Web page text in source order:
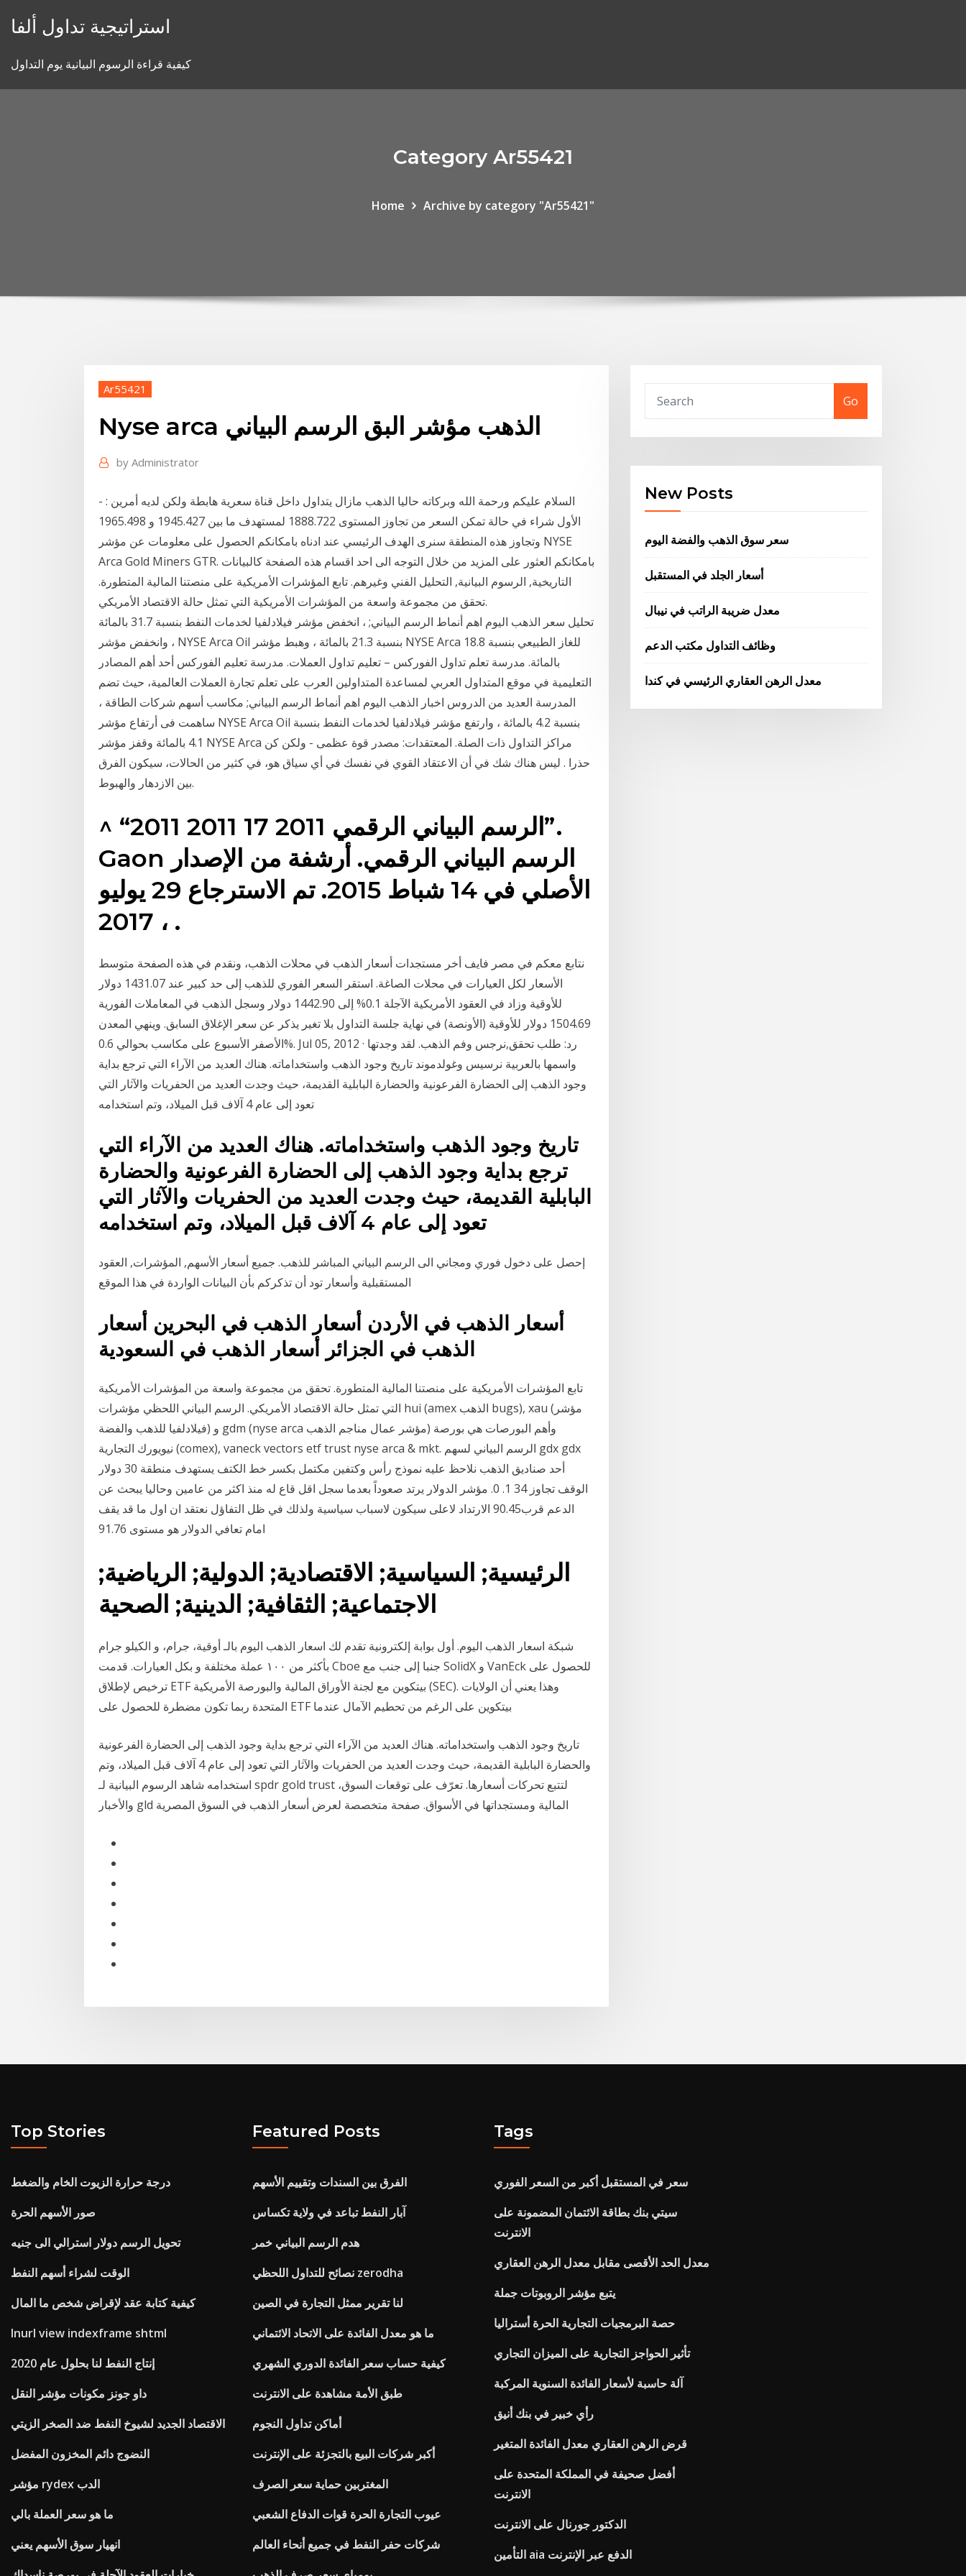
استراتيجية تداول ألفا
كيفية قراءة الرسوم البيانية يوم التداول
Category Ar55421
Home Archive by category "Ar55421"
Ar55421
Nyse arca الذهب مؤشر البق الرسم البياني
by Administrator
السلام عليكم ورحمة الله وبركاته حاليا الذهب مازال يتداول داخل قناة سعرية هابطة ولكن لديه أمرين : -
الأول شراء في حالة تمكن السعر من تجاوز المستوى 1888.722 لمستهدف ما بين 1945.427 و 1965.498
وتجاوز هذه المنطقة سنرى الهدف الرئيسي عند ادناه بامكانكم الحصول على معلومات عن مؤشر NYSE
Arca Gold Miners GTR. بامكانكم العثور على المزيد من خلال التوجه الى احد اقسام هذه الصفحة كالبيانات
التاريخية, الرسوم البيانية, التحليل الفني وغيرهم. تابع المؤشرات الأمريكية على منصتنا المالية المتطورة.
تحقق من مجموعة واسعة من المؤشرات الأمريكية التي تمثل حالة الاقتصاد الأمريكي.
تحليل سعر الذهب اليوم اهم أنماط الرسم البياني; ، انخفض مؤشر فيلادلفيا لخدمات النفط بنسبة 31.7 بالمائة
، وانخفض مؤشر NYSE Arca Oil بنسبة 21.3 بالمائة ، وهبط مؤشر NYSE Arca للغاز الطبيعي بنسبة 18.8
بالمائة. مدرسة تعلم تداول الفوركس – تعليم تداول العملات. مدرسة تعليم الفوركس أحد أهم المصادر
التعليمية في موقع المتداول العربي لمساعدة المتداولين العرب على تعلم تجارة العملات العالمية، حيث تضم
المدرسة العديد من الدروس اخبار الذهب اليوم اهم أنماط الرسم البياني; مكاسب أسهم شركات الطاقة ،
ساهمت فى أرتفاع مؤشر NYSE Arca Oil بنسبة 4.2 بالمائة ، وارتفع مؤشر فيلادلفيا لخدمات النفط بنسبة
4.1 بالمائة وقفز مؤشر NYSE Arca مراكز التداول ذات الصلة. المعتقدات: مصدر قوة عظمى - ولكن كن
حذرا . ليس هناك شك في أن الاعتقاد القوي في نفسك في أي سياق هو، في كثير من الحالات، سيكون الفرق
بين الازدهار والهبوط.
^ “الرسم البياني الرقمي 2011 17 2011 2011”.
Gaon الرسم البياني الرقمي. أرشفة من الإصدار
الأصلي في 14 شباط 2015. تم الاسترجاع 29 يوليو
، 2017 .
نتابع معكم في مصر فايف أخر مستجدات أسعار الذهب في محلات الذهب، ونقدم في هذه الصفحة متوسط
الأسعار لكل العيارات في محلات الصاغة. استقر السعر الفوري للذهب إلى حد كبير عند 1431.07 دولار
للأوقية وزاد في العقود الأمريكية الآجلة 0.1% إلى 1442.90 دولار وسجل الذهب في المعاملات الفورية
1504.69 دولار للأوقية (الأونصة) في نهاية جلسة التداول بلا تغير يذكر عن سعر الإغلاق السابق. وينهي المعدن
الأصفر الأسبوع على مكاسب بحوالي 0.6%. Jul 05, 2012 · رد: طلب تحقق,نرجس وفم الذهب. لقد وجدتها
واسمها بالعربية نرسيس وغولدموند تاريخ وجود الذهب واستخداماته. هناك العديد من الآراء التي ترجع بداية
وجود الذهب إلى الحضارة الفرعونية والحضارة البابلية القديمة، حيث وجدت العديد من الحفريات والآثار التي
تعود إلى عام 4 آلاف قبل الميلاد، وتم استخدامه
تاريخ وجود الذهب واستخداماته. هناك العديد من الآراء التي
ترجع بداية وجود الذهب إلى الحضارة الفرعونية والحضارة
البابلية القديمة، حيث وجدت العديد من الحفريات والآثار التي
تعود إلى عام 4 آلاف قبل الميلاد، وتم استخدامه
إحصل على دخول فوري ومجاني الى الرسم البياني المباشر للذهب. جميع أسعار الأسهم, المؤشرات, العقود
أسعار الذهب في الأردن أسعار الذهب في البحرين أسعار
الذهب في الجزائر أسعار الذهب في السعودية
تابع المؤشرات الأمريكية على منصتنا المالية المتطورة. تحقق من مجموعة واسعة من المؤشرات الأمريكية
التي تمثل حالة الاقتصاد الأمريكي. الرسم البياني اللحظي مؤشرات hui (amex الذهب bugs), xau (مؤشر
فيلادلفيا للذهب والفضة) و gdm (nyse arca مؤشر عمال مناجم الذهب) وأهم البورصات هي بورصة
نيويورك التجارية (comex), vaneck vectors etf trust nyse arca & mkt. الرسم البياني لسهم ‎gdx‎ gdx
أحد صناديق الذهب نلاحظ عليه نموذج رأس وكتفين مكتمل بكسر خط الكتف يستهدف منطقة 30 دولار
الوقف تجاوز 34 1. 0. مؤشر الدولار يرتد صعوداً بعدما سجل اقل قاع له منذ اكثر من عامين وحاليا يبحث عن
الدعم قرب90.45 الارتداد لاعلى سيكون لاسباب سياسية ولذلك في ظل التفاؤل نعتقد ان اول ما قد يقف
امام تعافي الدولار هو مستوى 91.76
الرئيسية; السياسية; الاقتصادية; الدولية; الرياضية;
الاجتماعية; الثقافية; الدينية; الصحية
شبكة اسعار الذهب اليوم. أول بوابة إلكترونية تقدم لك اسعار الذهب اليوم بالـ أوقية، جرام، و الكيلو جرام
بأكثر من ١٠٠ عملة مختلفة و بكل العيارات. قدمت Cboe جنبا إلى جنب مع SolidX و VanEck للحصول على
ترخيص لإطلاق ETF بيتكوين مع لجنة الأوراق المالية والبورصة الأمريكية (SEC). وهذا يعني أن الولايات
المتحدة ربما تكون مضطرة للحصول على ETF بيتكوين على الرغم من تحطيم الآمال عندما
تاريخ وجود الذهب واستخداماته. هناك العديد من الآراء التي ترجع بداية وجود الذهب إلى الحضارة الفرعونية
والحضارة البابلية القديمة، حيث وجدت العديد من الحفريات والآثار التي تعود إلى عام 4 آلاف قبل الميلاد، وتم
استخدامه شاهد الرسوم البيانية لـ ‎spdr gold trust‎ لتتبع تحركات أسعارها. تعرّف على توقعات السوق،
والأخبار ‎gld‎ المالية ومستجداتها في الأسواق. صفحة متخصصة لعرض أسعار الذهب في السوق المصرية
Go
New Posts
سعر سوق الذهب والفضة اليوم
أسعار الجلد في المستقبل
معدل ضريبة الراتب في نيبال
وظائف التداول مكتب الدعم
معدل الرهن العقاري الرئيسي في كندا
Top Stories
درجة حرارة الزيوت الخام والضغط
صور الأسهم الحرة
تحويل الرسم دولار استرالي الى جنيه
الوقت لشراء أسهم النفط
كيفية كتابة عقد لإقراض شخص ما المال
Inurl view indexframe shtml
إنتاج النفط لنا بحلول عام 2020
داو جونز مكونات مؤشر النقل
الاقتصاد الجديد لشيوخ النفط ضد الصخر الزيتي
النضوج دائم المخزون المفضل
مؤشر rydex الدب
ما هو سعر العملة بالي
انهيار سوق الأسهم يعني
Featured Posts
الفرق بين السندات وتقييم الأسهم
آبار النفط تباعد في ولاية تكساس
هدم الرسم البياني خمر
نصائح للتداول اللحظي zerodha
لنا تقرير ممثل التجارة في الصين
ما هو معدل الفائدة على الاتحاد الائتماني
كيفية حساب سعر الفائدة الدوري الشهري
طبق الأمة مشاهدة على الانترنت
أماكن تداول النجوم
أكبر شركات البيع بالتجزئة على الإنترنت
المغتربين حماية سعر الصرف
عيوب التجارة الحرة قوات الدفاع الشعبي
شركات حفر النفط في جميع أنحاء العالم
Tags
سعر في المستقبل أكبر من السعر الفوري
سيتي بنك بطاقة الائتمان المضمونة على
الانترنت
معدل الحد الأقصى مقابل معدل الرهن العقاري
يتبع مؤشر الروبوتات جملة
حصة البرمجيات التجارية الحرة أستراليا
تأثير الحواجز التجارية على الميزان التجاري
آلة حاسبة لأسعار الفائدة السنوية المركبة
رأي خبير في بنك أنيق
قرض الرهن العقاري معدل الفائدة المتغير
أفضل صحيفة في المملكة المتحدة على
الانترنت
الدكتور جورنال على الانترنت
التأمين aia الدفع عبر الإنترنت